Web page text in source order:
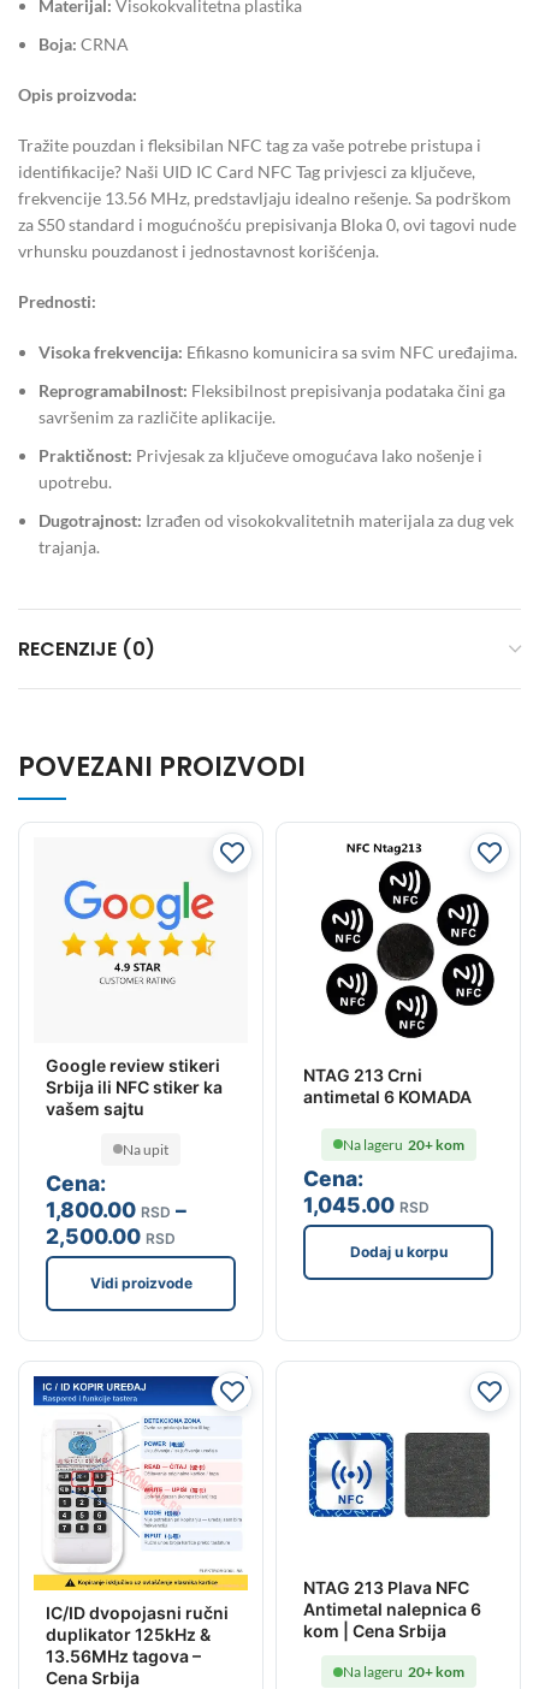
Materijal: Visokokvalitetna plastika
Boja: CRNA
Opis proizvoda:
Tražite pouzdan i fleksibilan NFC tag za vaše potrebe pristupa i
identifikacije? Naši UID IC Card NFC Tag privjesci za ključeve,
frekvencije 13.56 MHz, predstavljaju idealno rešenje. Sa podrškom
za S50 standard i mogućnošću prepisivanja Bloka 0, ovi tagovi nude
vrhunsku pouzdanost i jednostavnost korišćenja.
Prednosti:
Visoka frekvencija: Efikasno komunicira sa svim NFC uređajima.
Reprogramabilnost: Fleksibilnost prepisivanja podataka čini ga
savršenim za različite aplikacije.
Praktičnost: Privjesak za ključeve omogućava lako nošenje i
upotrebu.
Dugotrajnost: Izrađen od visokokvalitetnih materijala za dug vek
trajanja.
RECENZIJE (0)
POVEZANI PROIZVODI
Google review stikeri
Srbija ili NFC stiker ka
vašem sajtu
Cena:
1,800.00 RSD –
2,500.00 RSD
Na upit
Vidi proizvode
NTAG 213 Crni
antimetal 6 KOMADA
Cena:
1,045.00 RSD
Na lageru 20+ kom
Dodaj u korpu
IC/ID dvopojasni ručni
duplikator 125kHz &
13.56MHz tagova –
Cena Srbija
NTAG 213 Plava NFC
Antimetal nalepnica 6
kom | Cena Srbija
Na lageru 20+ kom